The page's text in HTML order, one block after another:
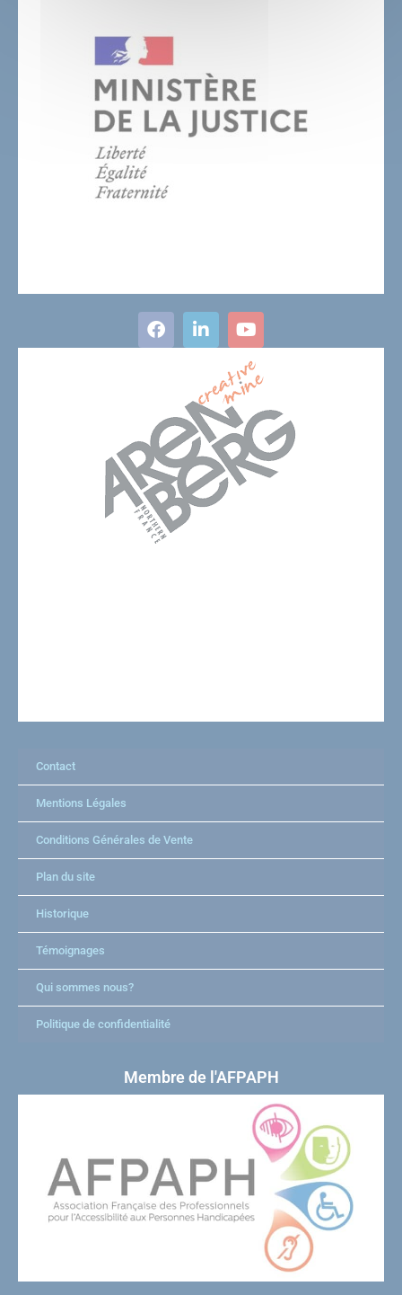
Contact
Mentions Légales
Conditions Générales de Vente
Plan du site
Historique
Témoignages
Qui sommes nous?
Politique de confidentialité
Membre de l'AFPAPH